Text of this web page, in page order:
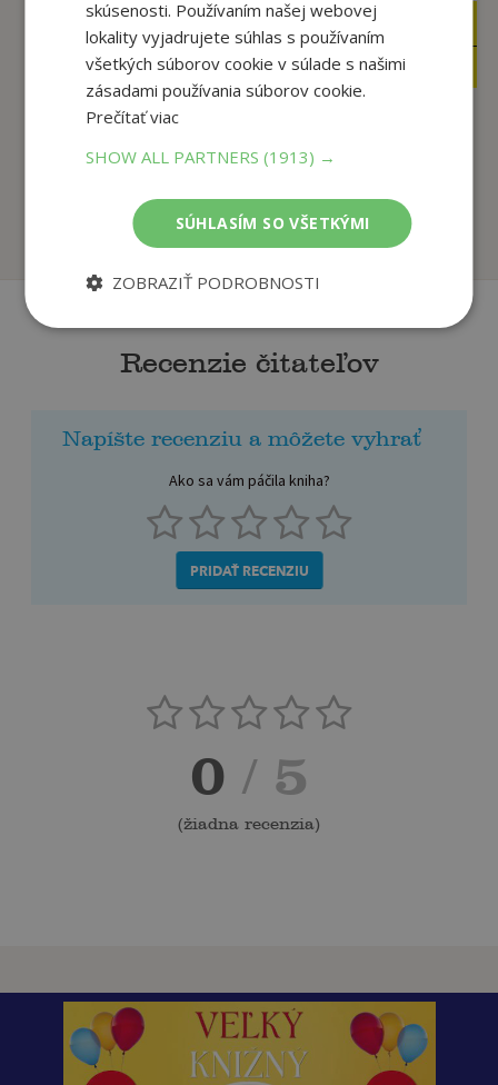
12
5,95€
Na počiatku bola
bunka
25
(Za)chráňte svoje
črevo – aj pečeň, ž...
Na sklade
Recenzie čitateľov
Napíšte recenziu a môžete vyhrať
Ako sa vám páčila kniha?
PRIDAŤ RECENZIU
0 / 5
(žiadna recenzia)
skúsenosti. Používaním našej webovej
lokality vyjadrujete súhlas s používaním
všetkých súborov cookie v súlade s našimi
zásadami používania súborov cookie.
Prečítať viac
SHOW ALL PARTNERS(1913) →
SÚHLASÍM SO VŠETKÝMI
ZOBRAZIŤ PODROBNOSTI